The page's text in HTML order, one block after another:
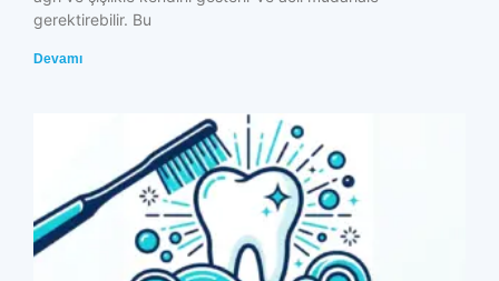
gerektirebilir. Bu
Devamı